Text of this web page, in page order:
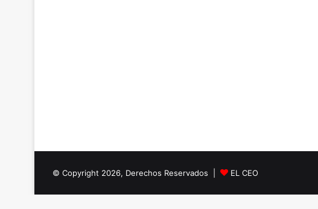
© Copyright 2026, Derechos Reservados | EL CEO